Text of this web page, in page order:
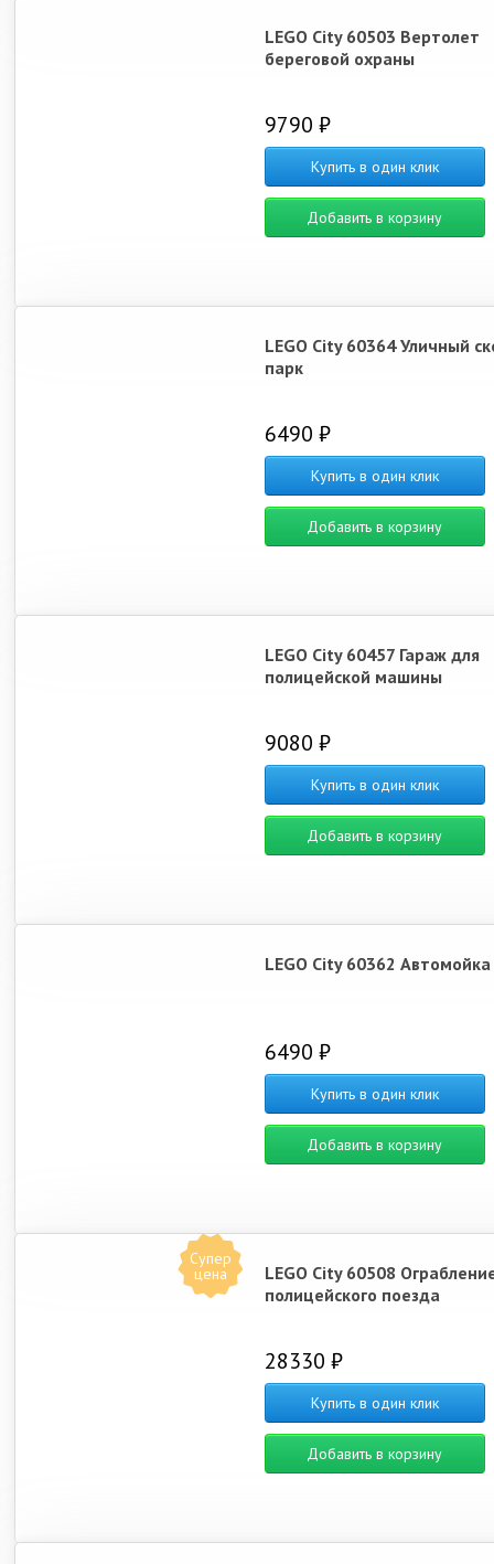
LEGO City 60503 Вертолет
береговой охраны
9790 ₽
Купить в один клик
Добавить в корзину
LEGO City 60364 Уличный
парк
6490 ₽
Купить в один клик
Добавить в корзину
LEGO City 60457 Гараж для
полицейской машины
9080 ₽
Купить в один клик
Добавить в корзину
LEGO City 60362 Автомойка
6490 ₽
Купить в один клик
Добавить в корзину
Супер
цена
LEGO City 60508
полицейского поезда
28330 ₽
Купить в один клик
Добавить в корзину